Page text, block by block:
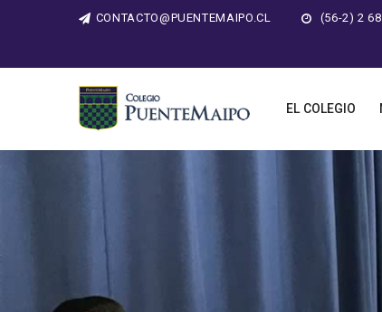
CONTACTO@PUENTEMAIPO.CL (56-2) 2
EL COLEGIO